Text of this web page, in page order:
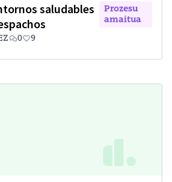
saludables
Prozesu
amaitua
0 9